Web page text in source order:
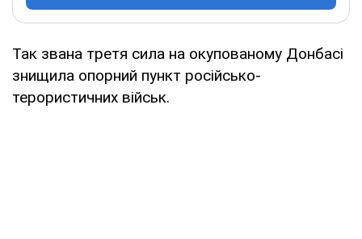
Так звана третя сила на окупованому Донбасі
знищила опорний пункт російсько-
терористичних військ.